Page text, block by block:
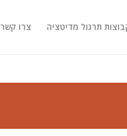
תרגול מדיטציה צרו קשר